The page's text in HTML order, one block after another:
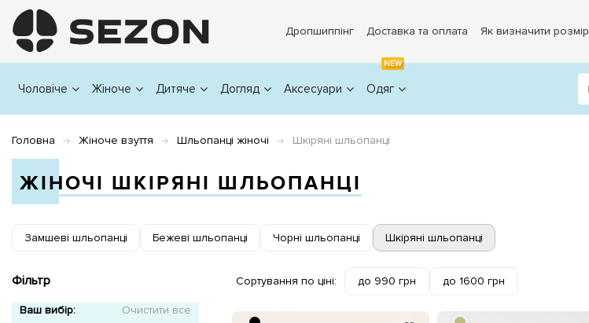
Дропшиппінг Доставка та оплата Як визначити розмір
Чоловіче Жіноче Дитяче Догляд Аксесуари
NEW
Одяг
Головна Жіноче взуття Шльопанці жіночі Шкіряні шльопанці
ЖІНОЧІ ШКІРЯНІ ШЛЬОПАНЦІ
Замшеві шльопанці Бежеві шльопанці Чорні шльопанці Шкіряні шльопанці
Фільтр
Ваш вибір:
Очистити все
Сортування по ціні: до 990 грн до 1600 грн